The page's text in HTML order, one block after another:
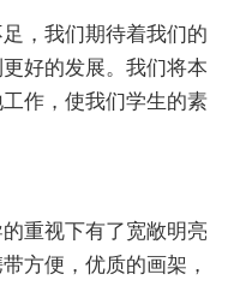
，我们期待着我们的
好的发展。我们将本
作，使我们学生的素
重视下有了宽敞明亮
方便，优质的画架，